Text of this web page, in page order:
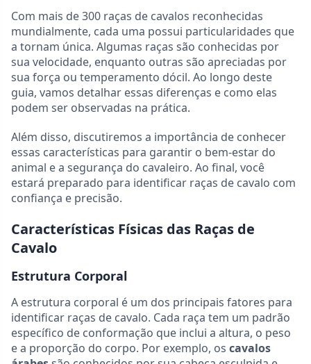
Com mais de 300 raças de cavalos reconhecidas
mundialmente, cada uma possui particularidades que
a tornam única. Algumas raças são conhecidas por
sua velocidade, enquanto outras são apreciadas por
sua força ou temperamento dócil. Ao longo deste
guia, vamos detalhar essas diferenças e como elas
podem ser observadas na prática.
Além disso, discutiremos a importância de conhecer
essas características para garantir o bem-estar do
animal e a segurança do cavaleiro. Ao final, você
estará preparado para identificar raças de cavalo com
confiança e precisão.
Características Físicas das Raças de
Cavalo
Estrutura Corporal
A estrutura corporal é um dos principais fatores para
identificar raças de cavalo. Cada raça tem um padrão
específico de conformação que inclui a altura, o peso
e a proporção do corpo. Por exemplo, os cavalos